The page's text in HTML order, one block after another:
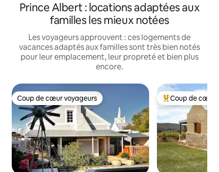
Prince Albert : locations adaptées aux
familles les mieux notées
Les voyageurs approuvent : ces logements de
vacances adaptés aux familles sont très bien notés
pour leur emplacement, leur propreté et bien plus
encore.
Coup de cœur voyageurs
Coup de cœur voyageurs Coups de cœur
Coup de cœur